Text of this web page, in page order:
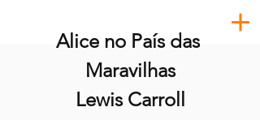
Alice no País das
Maravilhas
Lewis Carroll